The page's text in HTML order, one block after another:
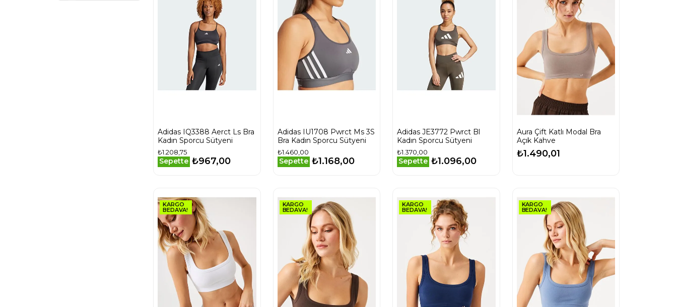
Adidas IQ3388 Aerct Ls Bra
Kadın Sporcu Sütyeni
₺1.208,75
Sepette ₺967,00
Adidas IU1708 Pwrct Ms 3S
Bra Kadın Sporcu Sütyeni
₺1.460,00
Sepette ₺1.168,00
Adidas JE3772 Pwrct Bl
Kadın Sporcu Sütyeni
₺1.370,00
Sepette ₺1.096,00
Aura Çift Katlı Modal Bra
Açık Kahve
₺1.490,01
KARGO
BEDAVA!
KARGO
BEDAVA!
KARGO
BEDAVA!
KARGO
BEDAVA!